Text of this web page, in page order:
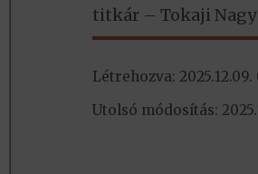
titkár – Tokaji Nagy
Létrehozva: 2025.12.09.
Utolsó módosítás: